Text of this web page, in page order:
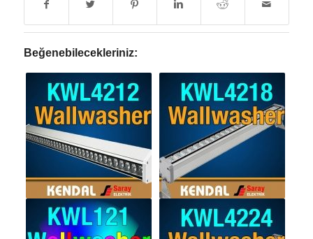
Beğenebilecekleriniz: